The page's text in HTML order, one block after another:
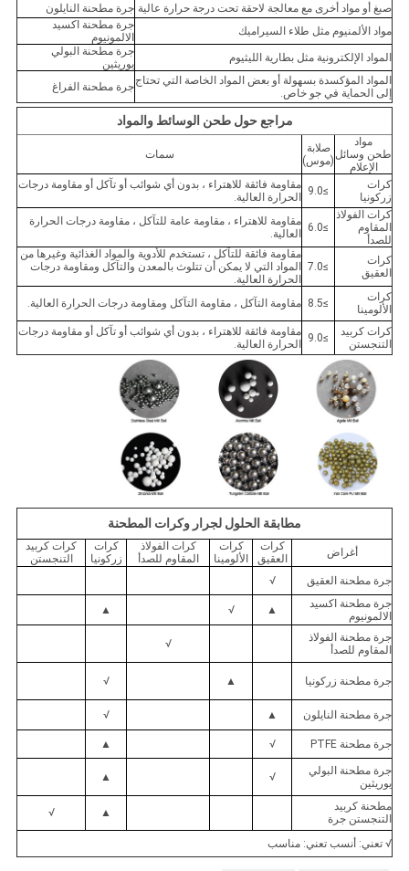
صبغ أو مواد أخرى مع معالجة لاحقة تحت درجة حرارة عالية جرة مطحنة النايلون
مواد الألمنيوم مثل طلاء السيراميك
جرة مطحنة اكسيد
الالمونيوم
المواد الإلكترونية مثل بطارية الليثيوم
جرة مطحنة البولي
يوريثين
المواد المؤكسدة بسهولة أو بعض المواد الخاصة التي تحتاج
إلى الحماية في جو خاص.
جرة مطحنة الفراغ
مراجع حول طحن الوسائط والمواد
مواد
طحن وسائل
الإعلام
صلابة
(موس)
سمات
كرات
زركونيا
≥9.0
مقاومة فائقة للاهتراء ، بدون أي شوائب أو تآكل أو مقاومة درجات
الحرارة العالية.
كرات الفولاذ
المقاوم
للصدأ
≥6.0
مقاومة للاهتراء ، مقاومة عامة للتآكل ، مقاومة درجات الحرارة
العالية.
كرات
العقيق
≥7.0
مقاومة فائقة للتآكل ، تستخدم للأدوية والمواد الغذائية وغيرها من
المواد التي لا يمكن أن تتلوث بالمعدن والتآكل ومقاومة درجات
الحرارة العالية.
كرات
الألومينا
≥8.5 مقاومة التآكل ، مقاومة التآكل ومقاومة درجات الحرارة العالية.
كرات كربيد
التنجستن
≥9.0
مقاومة فائقة للاهتراء ، بدون أي شوائب أو تآكل أو مقاومة درجات
الحرارة العالية.
مطابقة الحلول لجرار وكرات المطحنة
أغراض
كرات
العقيق
كرات
الألومينا
كرات الفولاذ
المقاوم للصدأ
كرات
زركونيا
كرات كربيد
التنجستن
جرة مطحنة العقيق
√
جرة مطحنة اكسيد
الالمونيوم
▲
√
▲
جرة مطحنة الفولاذ
المقاوم للصدأ
√
جرة مطحنة زركونيا ▲
√
جرة مطحنة النايلون ▲
√
جرة مطحنة PTFE √
▲
جرة مطحنة البولي
يوريثين
√
▲
مطحنة كربيد
التنجستن جرة
▲
√
√ تعني: أنسب تعني: مناسب